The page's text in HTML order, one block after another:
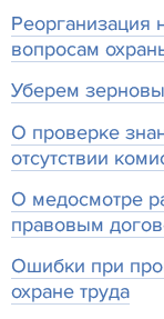
Реорганизация
вопросам
Уберем
О проверке
отсутствии
О медосмотре
правовым
Ошибки при
охране труда